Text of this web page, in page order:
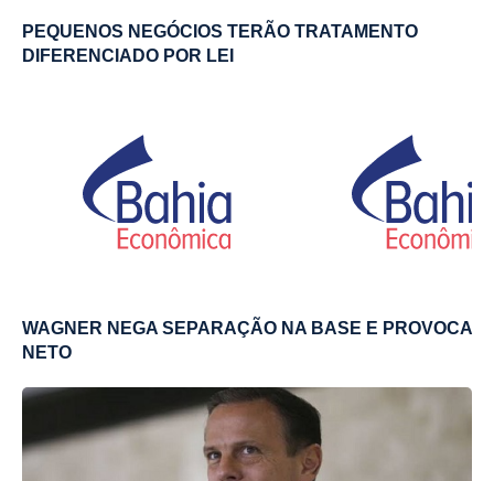
PEQUENOS NEGÓCIOS TERÃO TRATAMENTO
DIFERENCIADO POR LEI
WAGNER NEGA SEPARAÇÃO NA BASE E PROVOCA
NETO